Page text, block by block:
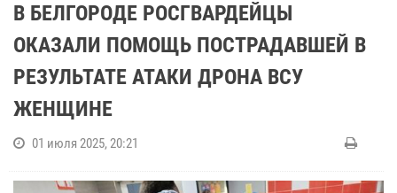
В БЕЛГОРОДЕ РОСГВАРДЕЙЦЫ
ОКАЗАЛИ ПОМОЩЬ ПОСТРАДАВШЕЙ В
РЕЗУЛЬТАТЕ АТАКИ ДРОНА ВСУ
ЖЕНЩИНЕ
01 июля 2025, 20:21